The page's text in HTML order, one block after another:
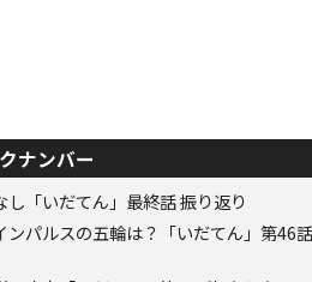
ナンバー
「いだてん」最終話 振り返り
パルスの五輪は？「いだてん」第46